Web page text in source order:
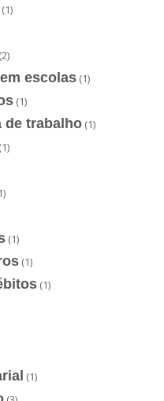
(1)
(2)
escolas (1)
(1)
de trabalho (1)
(1)
(1)
(1)
(1)
(1)